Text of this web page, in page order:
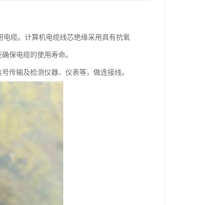
缆。计算机电缆线芯绝缘采用具有抗氧
保电缆的使用寿命。
传输及检测仪器、仪表等，做连接线。